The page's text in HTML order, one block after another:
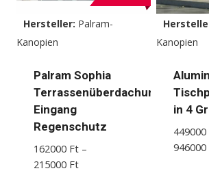
auf
der
Hersteller: Palram-
Kanopien
Palram Sophia
Terrassenüberdachung
Eingang
Regenschutz
162000 Ft –
215000 FtPreisspanne:
Kanopien
in 4
449000
946000